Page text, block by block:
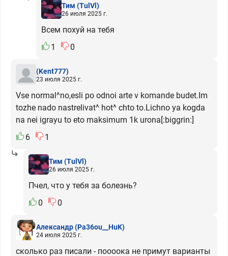
Тим (TulVl)
26 июля 2025 г.
Всем похуй на тебя
1
0
(Kent777)
23 июля 2025 г.
Vse normal^no,esli po odnoi arte v komande budet.Im
tozhe nado nastrelivat^ hot^ chto to.Lichno ya kogda
na nei igrayu to eto maksimum 1k urona[:biggrin:]
6
1
Тим (TulVl)
26 июля 2025 г.
Пчел, что у тебя за болезнь?
0
0
Александр(Pa36ou__HuK)
24 июля 2025 г.
сколько раз писали - поооока не примут варианты